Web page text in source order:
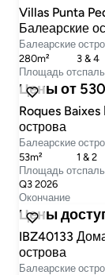
Villas Punta
Балеарские
Балеарские
Площадь от
280m²
3 & 4
Цены от
Roques
острова
Балеарские
Площадь от
53m²
1 & 2
Окончание
Q3 2026
Цены
IBZ40133
острова
Балеарские